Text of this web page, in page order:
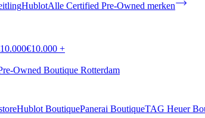
HublotAlle Certified Pre-Owned merken
€10.000 +
Owned Boutique Rotterdam
Hublot BoutiquePanerai BoutiqueTAG Heuer